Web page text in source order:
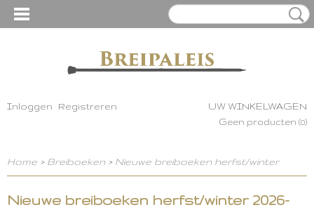
Inloggen Registreren UW WINKELWAGEN
Geen producten (0)
Home > Breiboeken > Nieuwe breiboeken herfst/winter
Nieuwe breiboeken herfst/winter 2026-